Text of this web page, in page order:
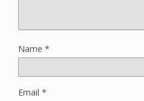
Name *
Email *